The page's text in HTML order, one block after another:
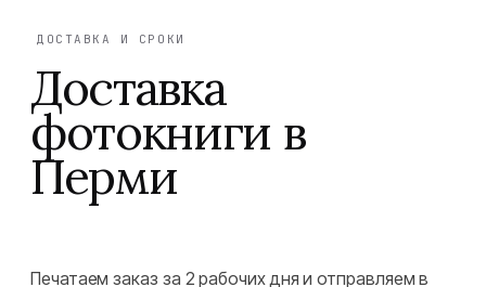
ДОСТАВКА И СРОКИ
Доставка
фотокниги в
Перми
Печатаем заказ за 2 рабочих дня и отправляем в